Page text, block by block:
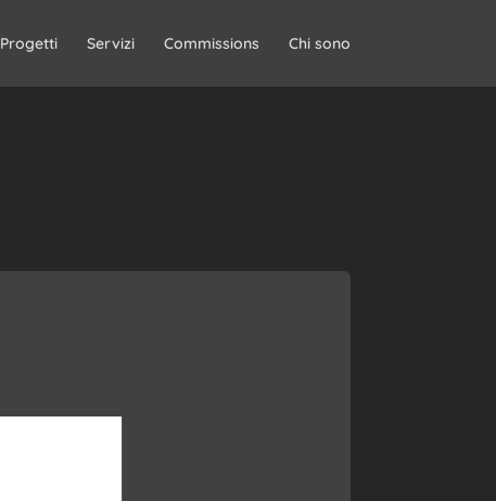
Progetti Servizi Commissions Chi sono